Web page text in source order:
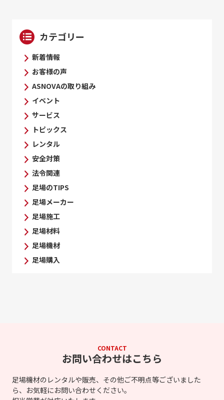
カテゴリー
新着情報
お客様の声
ASNOVAの取り組み
イベント
サービス
トピックス
レンタル
安全対策
法令関連
足場のTIPS
足場メーカー
足場施工
足場材料
足場機材
足場購入
CONTACT
お問い合わせはこちら
足場機材のレンタルや販売、その他ご不明点等ございました
ら、お気軽にお問い合わせください。